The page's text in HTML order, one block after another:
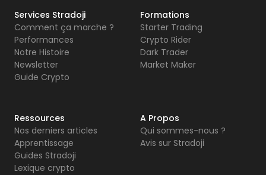
Services Stradoji
Comment ça marche ?
Performances
Notre Histoire
Newsletter
Guide Crypto
Formations
Starter Trading
Crypto Rider
Dark Trader
Market Maker
Ressources
Nos derniers articles
Apprentissage
Guides Stradoji
Lexique crypto
A Propos
Qui sommes-nous ?
Avis sur Stradoji